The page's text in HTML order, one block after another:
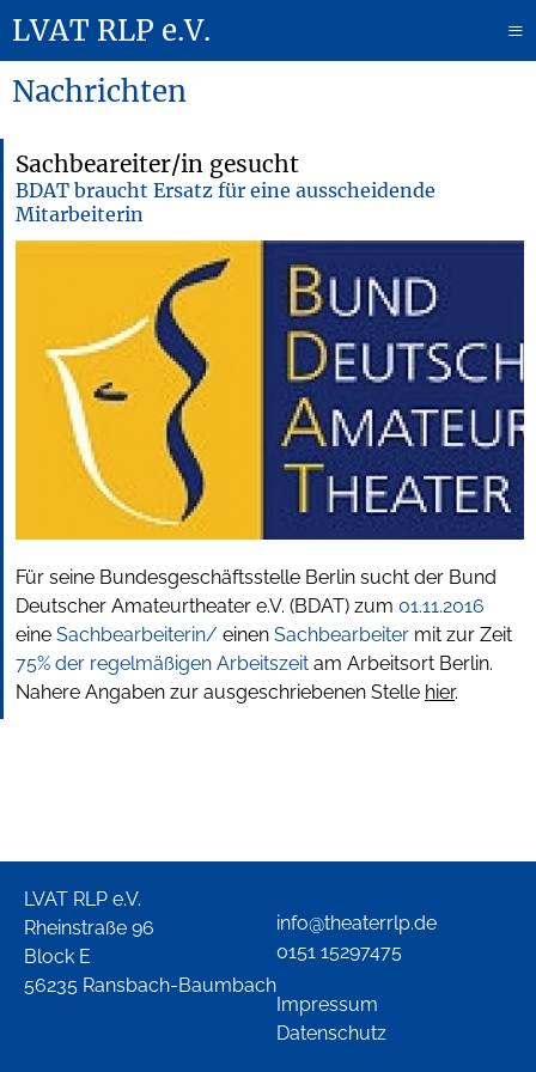
LVAT RLP e.V.
≡
Nachrichten
Sachbeareiter/in gesucht
BDAT braucht Ersatz für eine ausscheidende
Mitarbeiterin
Für seine Bundesgeschäftsstelle Berlin sucht der Bund
Deutscher Amateurtheater e.V. (BDAT) zum 01.11.2016
eine Sachbearbeiterin/ einen Sachbearbeiter mit zur Zeit
75% der regelmäßigen Arbeitszeit am Arbeitsort Berlin.
Nahere Angaben zur ausgeschriebenen Stelle hier.
LVAT RLP e.V.
Rheinstraße 96
Block E
56235 Ransbach-Baumbach
info@theaterrlp.de
0151 15297475
Impressum
Datenschutz